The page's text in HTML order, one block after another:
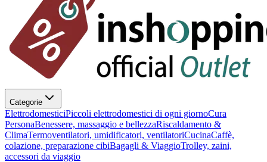
Categorie
ElettrodomesticiPiccoli elettrodomestici di ogni giornoCura
PersonaBenessere, massaggio e bellezzaRiscaldamento &
ClimaTermoventilatori, umidificatori, ventilatoriCucinaCaffè,
colazione, preparazione cibiBagagli & ViaggioTrolley, zaini,
accessori da viaggio